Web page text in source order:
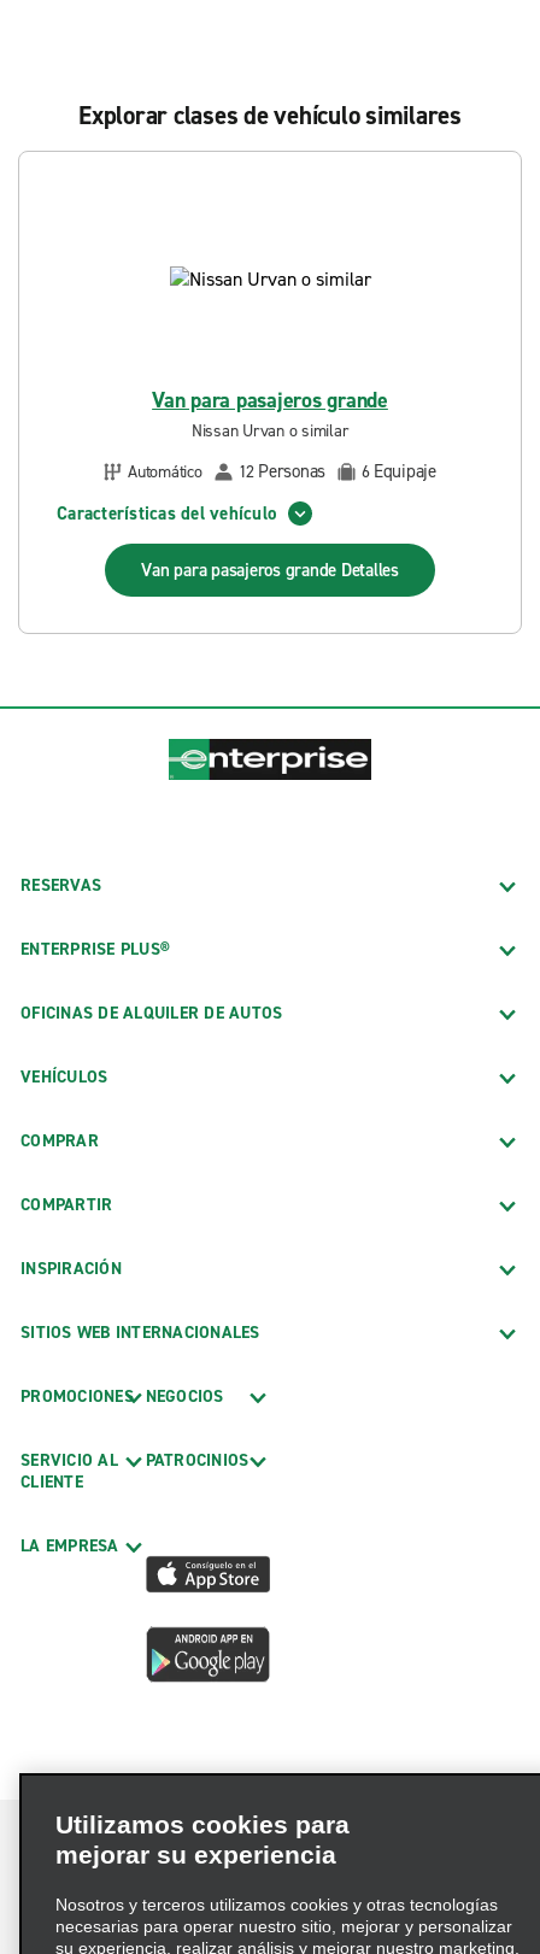
Explorar clases de vehículo similares
Van para pasajeros grande
Nissan Urvan o similar
Automático
12 Personas 6 Equipaje
Características del vehículo
Van para pasajeros grande Detalles
RESERVAS
ENTERPRISE PLUS®
OFICINAS DE ALQUILER DE AUTOS
VEHÍCULOS
COMPRAR
COMPARTIR
INSPIRACIÓN
SITIOS WEB INTERNACIONALES
PROMOCIONES
SERVICIO AL
CLIENTE
LA EMPRESA
NEGOCIOS
PATROCINIOS
Términos de uso
Política de privacidad
Política de cookies
Utilizamos cookies para
mejorar su experiencia
Nosotros y terceros utilizamos cookies y otras tecnologías
necesarias para operar nuestro sitio, mejorar y personalizar
su experiencia, realizar análisis y mejorar nuestro marketing.